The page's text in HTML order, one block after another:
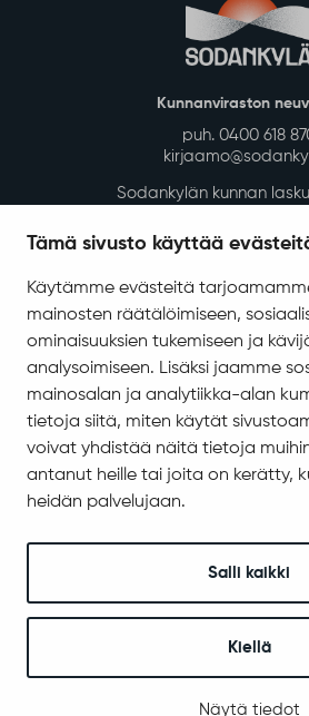
Tämä sivusto käyttää
Käytämme evästeitä
mainosten räätälöimiseen,
ominaisuuksien tukemiseen ja
analysoimiseen. Lisäksi jaamme
mainosalan ja analytiikka-alan
tietoja siitä, miten käytät
voivat yhdistää näitä tietoja
antanut heille tai joita on kerätty,
heidän palvelujaan.
Salli kaikki
Kiellä
Näytä tiedot
Kunnanviraston
puh. 0400 618
Sodankylän kunnan
Evästeiden
Yhteystiedot
Jäämerentie 1, 99601
Kaikki
Henkilökunnan
Seuraa meitä